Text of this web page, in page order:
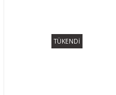
TÜKENDİ